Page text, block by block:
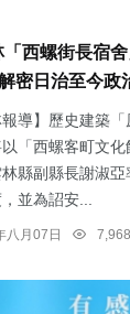
西螺街長宿
密日治至今政
報導】歷史建築
「西螺客町文
縣副縣長謝淑
並為詔安...
八月07日